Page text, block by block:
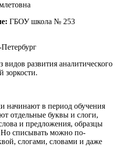
ГБОУ школа № 253
развития аналитического
зоркости.
начинают в период обучения
отдельные буквы и слоги,
и предложения, образцы
списывать можно по-
слогами, словами и даже